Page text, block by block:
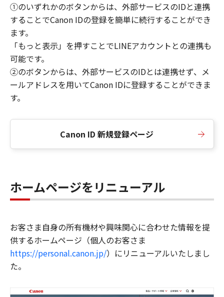
①のいずれかのボタンからは、外部サービスのIDと連携
することでCanon IDの登録を簡単に続行することができ
ます。
「もっと表示」を押すことでLINEアカウントとの連携も
可能です。
②のボタンからは、外部サービスのIDとは連携せず、メ
ールアドレスを用いてCanon IDに登録することができま
す。
Canon ID 新規登録ページ
ホームページをリニューアル
お客さま自身の所有機材や興味関心に合わせた情報を提
供するホームページ（個人のお客さま
https://personal.canon.jp/）にリニューアルいたしまし
た。